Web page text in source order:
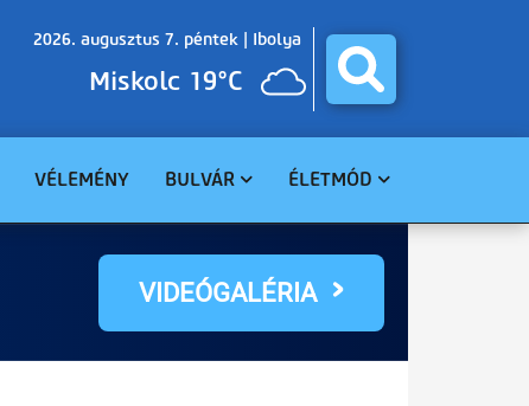
2026. augusztus 7. péntek | Ibolya
Miskolc 19°C
VÉLEMÉNY BULVÁR
HAVARIA
ÉLETMÓD
EGYHÁZ
VIDEÓGALÉRIA